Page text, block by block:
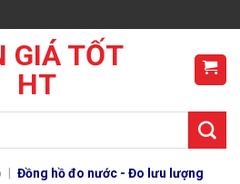
GIÁ TỐT
HT
Đồng hồ đo nước - Đo lưu lượng